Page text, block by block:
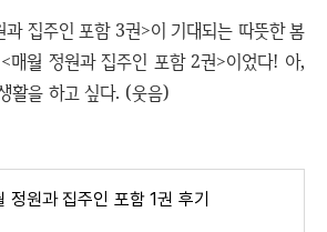
집주인 포함 3권>이 기대되는 따뜻한 봄
매월 정원과 집주인 포함 2권>이었다! 아,
활을 하고 싶다. (웃음)
정원과 집주인 포함 1권 후기